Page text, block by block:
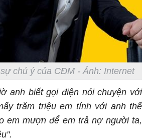
chú ý của CĐM - Ảnh: Internet
anh biết gọi điện nói chuyện với
trăm triệu em tính với anh thế
em mượn để em trả nợ người ta,